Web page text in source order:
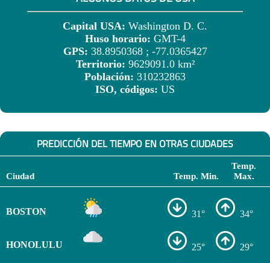
Capital USA: Washington D. C.
Huso horario: GMT-4
GPS: 38.8950368 ; -77.0365427
Territorio: 9629091.0 km²
Población: 310232863
ISO, códigos: US
PREDICCIÓN DEL TIEMPO EN OTRAS CIUDADES
Ciudad Temp. Min.
Temp.
Max.
BOSTON 31° 34°
HONOLULU 25° 29°